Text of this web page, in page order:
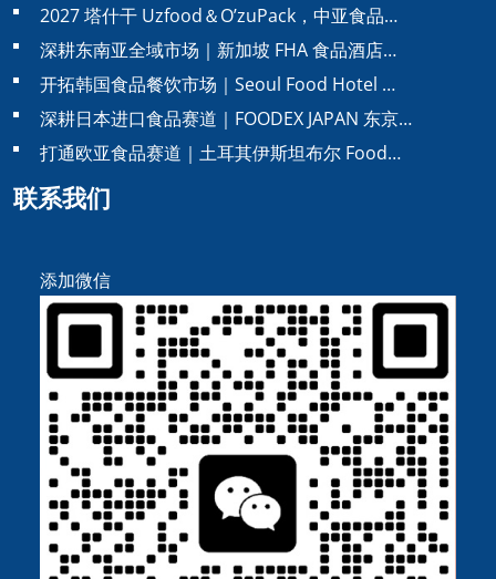
2027 塔什干 Uzfood＆O’zuPack，中亚食品…
深耕东南亚全域市场｜新加坡 FHA 食品酒店…
开拓韩国食品餐饮市场｜Seoul Food Hotel …
深耕日本进口食品赛道｜FOODEX JAPAN 东京…
打通欧亚食品赛道｜土耳其伊斯坦布尔 Food…
联系我们
添加微信